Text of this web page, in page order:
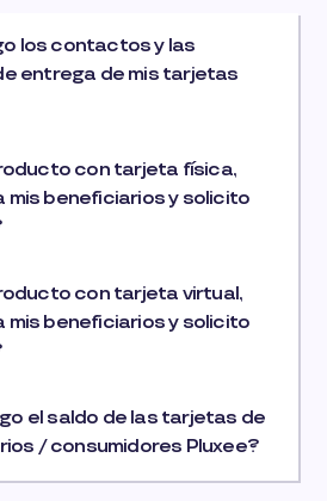
los contactos y las
entrega de mis tarjetas
con tarjeta física,
mis beneficiarios y solicito
con tarjeta virtual,
mis beneficiarios y solicito
el saldo de las tarjetas de
/ consumidores Pluxee?